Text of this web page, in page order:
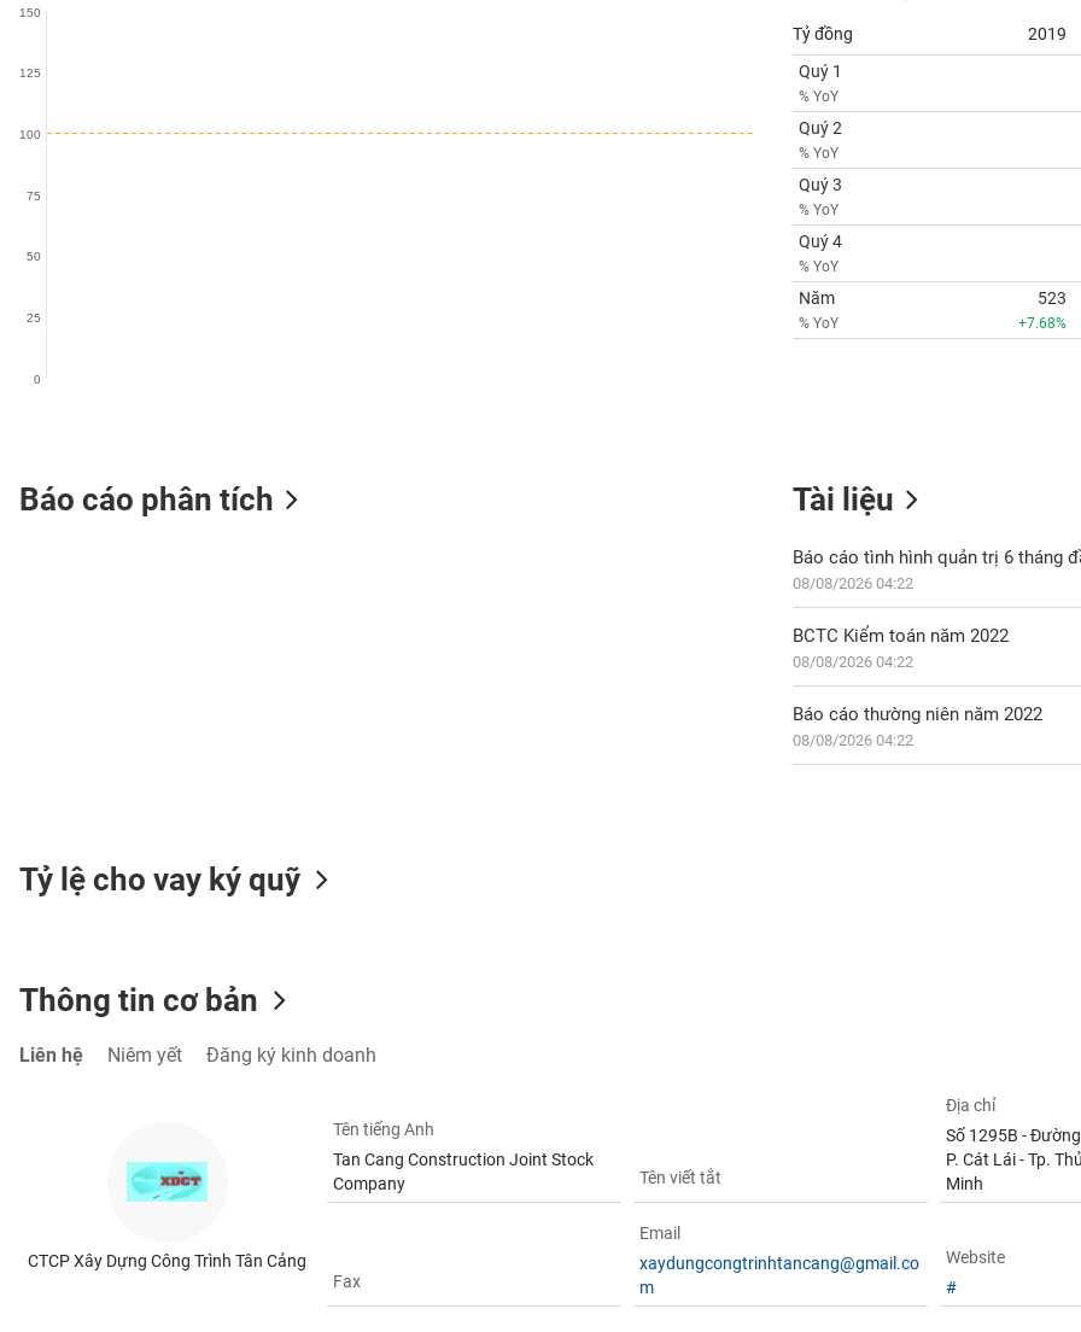
0
50
100
150
25
75
125
Tỷ đồng
2019
Quý 1
% YoY
Quý 2
% YoY
Quý 3
% YoY
Quý 4
% YoY
Năm
% YoY
523
+7.68%
Báo cáo phân tích Tài liệu
Báo cáo tình hình quản trị 6 tháng
08/08/2026 04:22
BCTC Kiểm toán năm 2022
08/08/2026 04:22
Báo cáo thường niên năm 2022
08/08/2026 04:22
Tỷ lệ cho vay ký quỹ
Thông tin cơ bản
Liên hệ Niêm yết Đăng ký kinh doanh
CTCP Xây Dựng Công Trình Tân Cảng
Tên tiếng Anh
Tan Cang Construction Joint Stock
Company
Tên viết tắt
Địa chỉ
Số 1295B -
P. Cát Lái - Tp.
Minh
Fax
Email
xaydungcongtrinhtancang@gmail.co
m
Website
#
KHỎE
CHÍNH